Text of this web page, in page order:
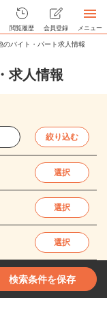
閲覧履歴 会員登録 メニュー
のバイト・パート求人情報
求人情報
絞り込む
選択
選択
選択
検索条件を保存